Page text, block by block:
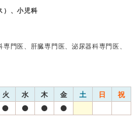
）、小児科
門医、肝臓専門医、泌尿器科専門医、
火 水 木 金 土 日 祝